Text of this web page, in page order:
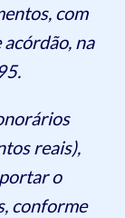
com
na
reais),
o
conforme